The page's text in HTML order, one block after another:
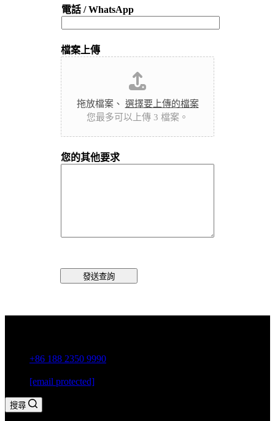
電話 / WhatsApp
檔案上傳
拖放檔案、 選擇要上傳的檔案
您最多可以上傳 3 檔案。
您的其他要求
發送查詢
+86 188 2350 9990
[email protected]
搜尋